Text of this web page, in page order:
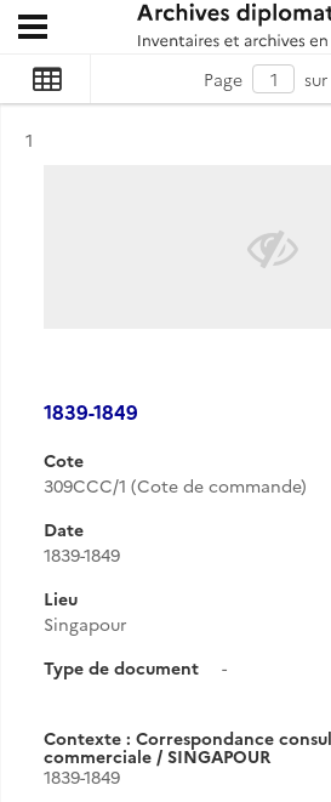
Archives diplomatiques
Ouvrir le menu déroulant
Page sur
Résultat n°
1
1839-1849
Cote
309CCC/1 (Cote de commande)
Date
1839-1849
Lieu
Singapour
Type de document
-
Contexte : Correspondance
commerciale / SINGAPOUR
1839-1849